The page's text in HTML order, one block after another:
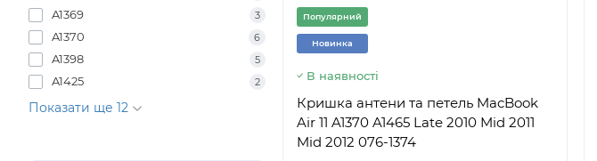
A1369 3
A1370 6
A1398 5
A1425 2
Показати ще 12
Популярний
Новинка
В наявності
Кришка антени та петель MacBook
Air 11 A1370 A1465 Late 2010 Mid 2011
Mid 2012 076-1374